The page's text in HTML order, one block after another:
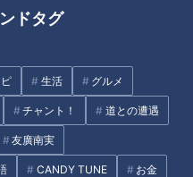
ドタグ
生活 グルメ
チャント！ 道との遭遇
友廣南実
CANDY TUNE お金
「ボール見極めよりも積極
クリーンアップに据えたい
報戦だね」
ら金言「ボタンがかけられ